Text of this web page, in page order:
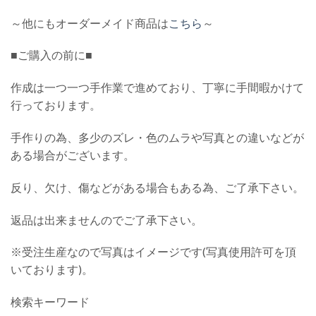
～他にもオーダーメイド商品は こちら ～
■ご購入の前に■
作成は一つ一つ手作業で進めており、丁寧に手間暇かけて
行っております。
手作りの為、多少のズレ・色のムラや写真との違いなどが
ある場合がございます。
反り、欠け、傷などがある場合もある為、ご了承下さい。
返品は出来ませんのでご了承下さい。
※受注生産なので写真はイメージです(写真使用許可を頂
いております)。
検索キーワード